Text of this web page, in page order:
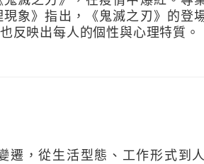
象》指出，《鬼滅之刃》的登
反映出每人的個性與心理特質。
遷，從生活型態、工作形式到